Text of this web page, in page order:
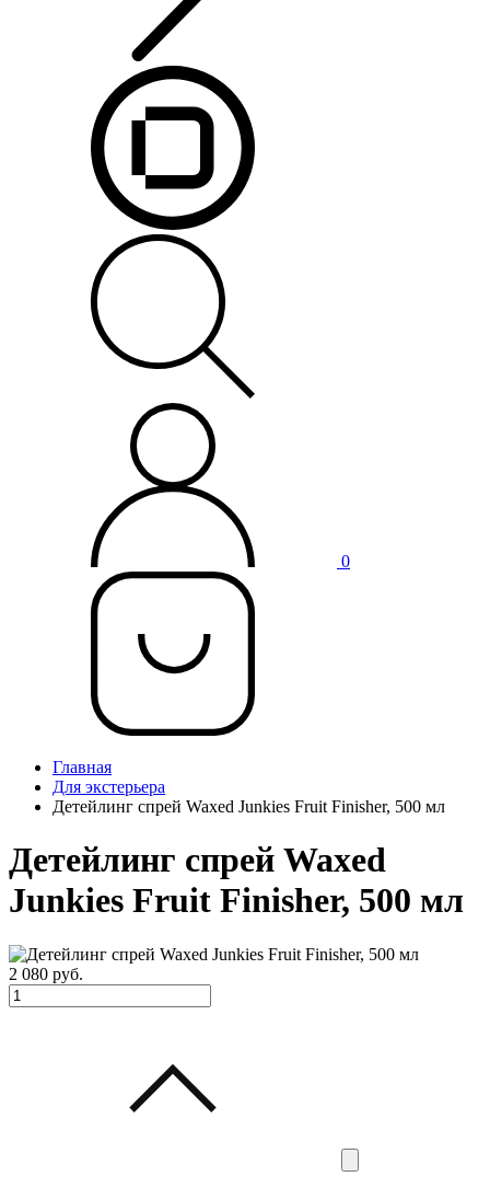
0
Главная
Для экстерьера
Детейлинг спрей Waxed Junkies Fruit Finisher, 500 мл
Детейлинг спрей Waxed
Junkies Fruit Finisher, 500 мл
2 080 руб.